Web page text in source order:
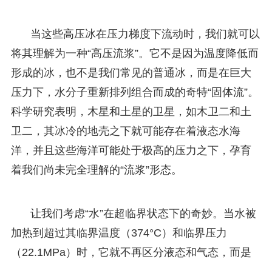
当这些高压冰在压力梯度下流动时，我们就可以
将其理解为一种“高压流浆”。它不是因为温度降低而
形成的冰，也不是我们常见的普通冰，而是在巨大
压力下，水分子重新排列组合而成的奇特“固体流”。
科学研究表明，木星和土星的卫星，如木卫二和土
卫二，其冰冷的地壳之下就可能存在着液态水海
洋，并且这些海洋可能处于极高的压力之下，孕育
着我们尚未完全理解的“流浆”形态。
让我们考虑“水”在超临界状态下的奇妙。当水被
加热到超过其临界温度（374°C）和临界压力
（22.1MPa）时，它就不再区分液态和气态，而是